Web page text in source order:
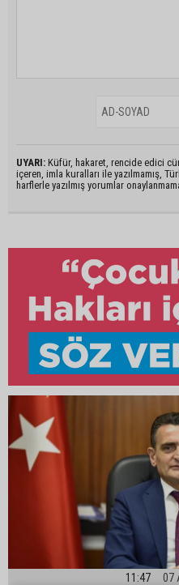
UYARI: Küfür, hakaret, rencide edici
içeren, imla kuralları ile yazılmamış,
harflerle yazılmış yorumlar
11:47 07